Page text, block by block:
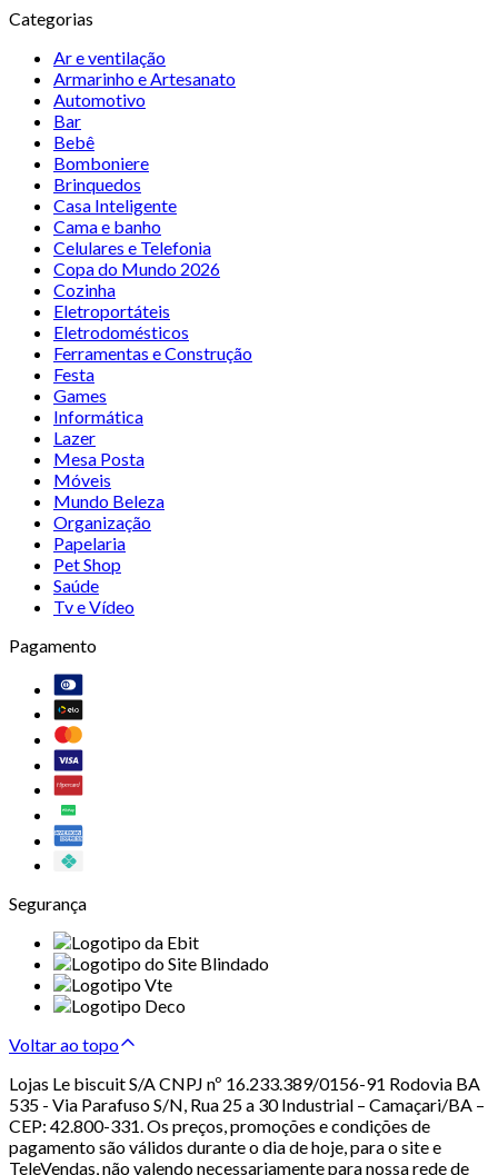
Categorias
Ar e ventilação
Armarinho e Artesanato
Automotivo
Bar
Bebê
Bomboniere
Brinquedos
Casa Inteligente
Cama e banho
Celulares e Telefonia
Copa do Mundo 2026
Cozinha
Eletroportáteis
Eletrodomésticos
Ferramentas e Construção
Festa
Games
Informática
Lazer
Mesa Posta
Móveis
Mundo Beleza
Organização
Papelaria
Pet Shop
Saúde
Tv e Vídeo
Pagamento
Segurança
Voltar ao topo
Lojas Le biscuit S/A CNPJ nº 16.233.389/0156-91 Rodovia BA
535 - Via Parafuso S/N, Rua 25 a 30 Industrial – Camaçari/BA –
CEP: 42.800-331. Os preços, promoções e condições de
pagamento são válidos durante o dia de hoje, para o site e
TeleVendas, não valendo necessariamente para nossa rede de